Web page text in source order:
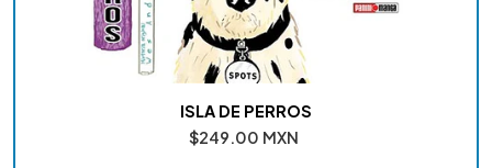
ISLA DE PERROS
$249.00 MXN